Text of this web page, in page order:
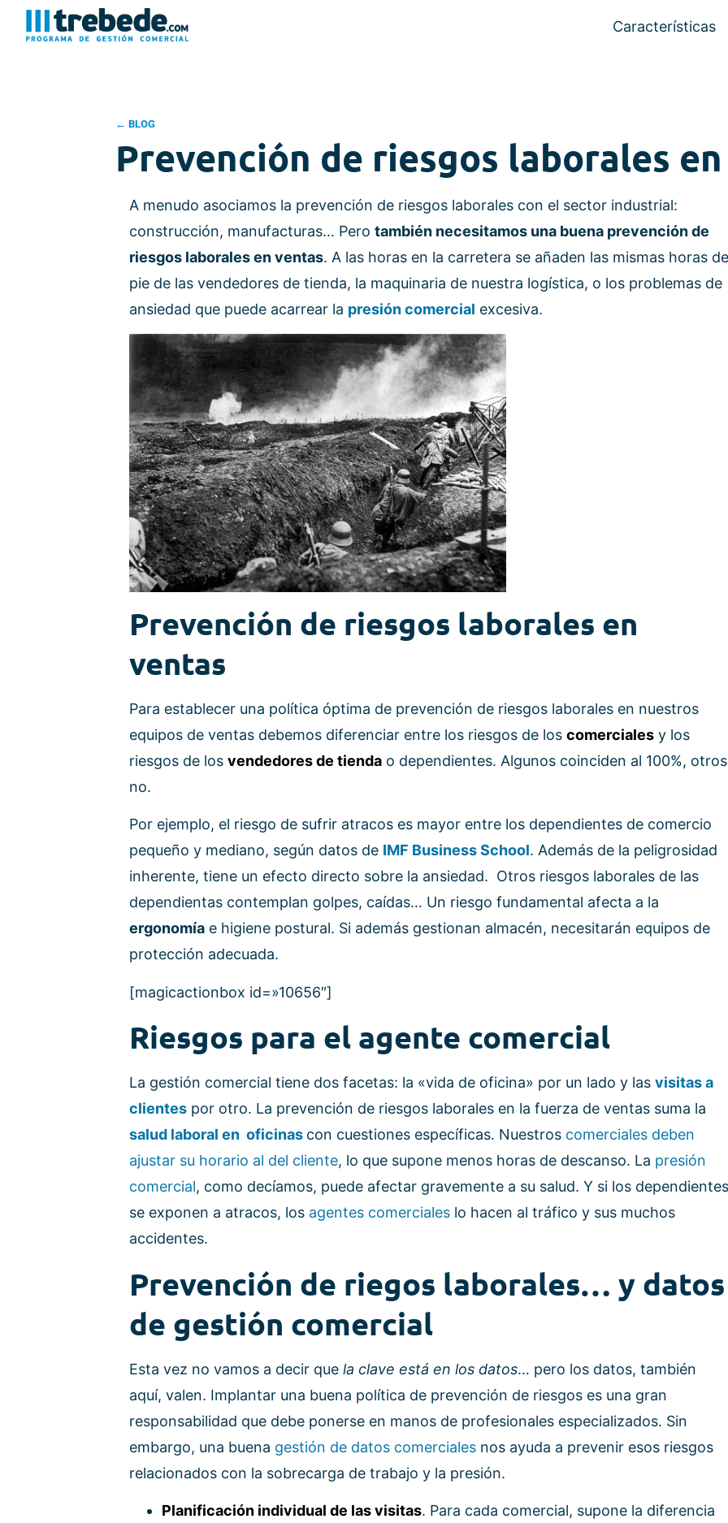
Características
← BLOG
Prevención de riesgos laborales
A menudo asociamos la prevención de riesgos laborales con el sector industrial:
construcción, manufacturas… Pero también necesitamos una buena prevención de
riesgos laborales en ventas. A las horas en la carretera se añaden las mismas horas de
pie de las vendedores de tienda, la maquinaria de nuestra logística, o los problemas de
ansiedad que puede acarrear la presión comercial excesiva.
Prevención de riesgos laborales en
ventas
Para establecer una política óptima de prevención de riesgos laborales en nuestros
equipos de ventas debemos diferenciar entre los riesgos de los comerciales y los
riesgos de los vendedores de tiendao dependientes. Algunos coinciden al 100%, otros
no.
Por ejemplo, el riesgo de sufrir atracos es mayor entre los dependientes de comercio
pequeño y mediano, según datos de IMF Business School. Además de la peligrosidad
inherente, tiene un efecto directo sobre la ansiedad. Otros riesgos laborales de las
dependientas contemplan golpes, caídas… Un riesgo fundamental afecta a la
ergonomíae higiene postural. Si además gestionan almacén, necesitarán equipos de
protección adecuada.
[magicactionbox id=»10656″]
Riesgos para el agente comercial
La gestión comercial tiene dos facetas: la «vida de oficina» por un lado y las visitas a
clientespor otro. La prevención de riesgos laborales en la fuerza de ventas suma la
salud laboral en oficinas con cuestiones específicas. Nuestros comerciales deben
ajustar su horario al del cliente, lo que supone menos horas de descanso. La presión
comercial, como decíamos, puede afectar gravemente a su salud. Y si los dependientes
se exponen a atracos, los agentes comercialeslo hacen al tráfico y sus muchos
accidentes.
Prevención de riegos laborales… y datos
de gestión comercial
Esta vez no vamos a decir que la clave está en los datos… pero los datos, también
aquí, valen. Implantar una buena política de prevención de riesgos es una gran
responsabilidad que debe ponerse en manos de profesionales especializados. Sin
embargo, una buena gestión de datos comercialesnos ayuda a prevenir esos riesgos
relacionados con la sobrecarga de trabajo y la presión.
Planificación individual de las visitas. Para cada comercial, supone la diferencia